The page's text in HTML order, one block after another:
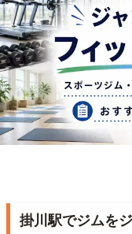
掛川駅でジムを